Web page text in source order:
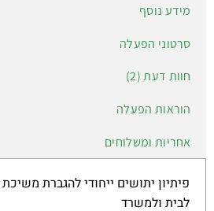
מידע נוסף
סרטוני הפעלה
חוות דעת (2)
הוראות הפעלה
אחריות ומשלוחים
פיתיון יתושים ייחודי להגברת
לבית ולמשרד